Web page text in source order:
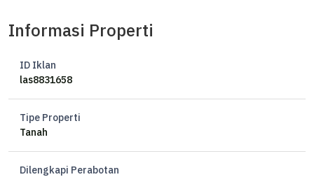
Informasi Properti
ID Iklan
las8831658
Tipe Properti
Tanah
Dilengkapi Perabotan